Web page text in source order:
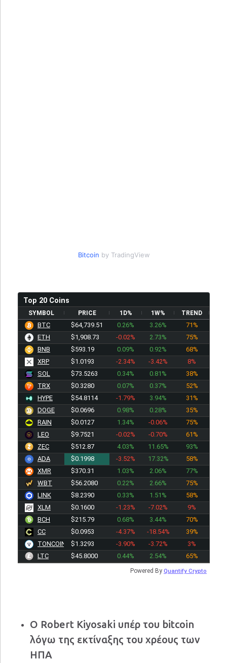
Bitcoin by TradingView
Top 20 Coins
SYMBOL PRICE 1D% 1W% TREND
BTC $64,739.51 0.26% 3.26%
71%
ETH
$1,908.73 -0.02% 2.73%
75%
BNB
$593.19 0.09% 0.92%
68%
XRP
$1.0193 -2.34% -3.42%
8%
SOL
$73.5263 0.34% 0.81%
38%
TRX
$0.3280 0.07% 0.37%
52%
HYPE
$54.8114 -1.79% 3.94%
31%
DOGE
$0.0696 0.98% 0.28%
35%
RAIN
$0.0127 1.34% -0.06%
75%
LEO
$9.7521 -0.02% -0.70%
61%
ZEC
$512.87 4.03% 11.65%
93%
ADA
$0.1998 -3.52% 17.32%
58%
XMR
$370.31 1.03% 2.06%
77%
WBT
$56.2080 0.22% 2.66%
75%
LINK
$8.2390 0.33% 1.51%
58%
XLM
$0.1600 -1.23% -7.02%
9%
BCH
$215.79 0.68% 3.44%
70%
CC
$0.0953 -4.37% -18.54%
39%
TONCOIN
$1.3293 -3.90% -3.72%
3%
LTC
$45.8000 0.44% 2.54% 65%
Powered By Quantify Crypto
Ο Robert Kiyosaki υπέρ του bitcoin
λόγω της εκτίναξης του χρέους των
ΗΠΑ